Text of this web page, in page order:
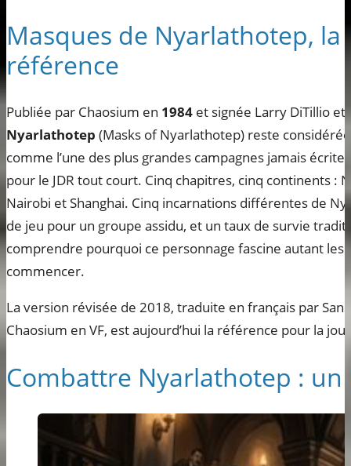
Masques de Nyarlathotep, la
référence
Publiée par Chaosium en 1984 et signée Larry DiTillio
Nyarlathotep (Masks of Nyarlathotep) reste
comme l’une des plus grandes campagnes jamais
pour le JDR tout court. Cinq chapitres, cinq continents :
Nairobi et Shanghai. Cinq incarnations différentes de
de jeu pour un groupe assidu, et un taux de survie
comprendre pourquoi ce personnage fascine autant les
commencer.
La version révisée de 2018, traduite en français par
Chaosium en VF, est aujourd’hui la référence pour la
Combattre Nyarlathotep : un